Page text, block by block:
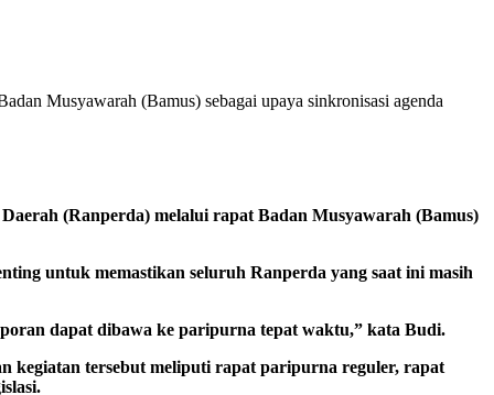
Musyawarah (Bamus) sebagai upaya sinkronisasi agenda
(Ranperda) melalui rapat Badan Musyawarah (Bamus)
untuk memastikan seluruh Ranperda yang saat ini masih
dapat dibawa ke paripurna tepat waktu,” kata Budi.
kegiatan tersebut meliputi rapat paripurna reguler, rapat